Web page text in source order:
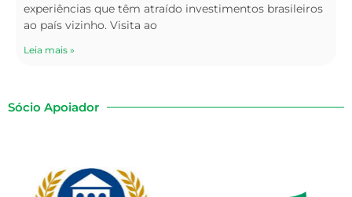
experiências que têm atraído investimentos brasileiros
ao país vizinho. Visita ao
Leia mais »
Sócio Apoiador